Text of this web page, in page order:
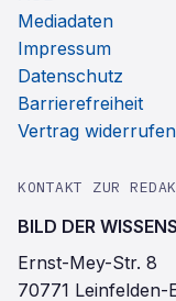
Mediadaten
Impressum
Datenschutz
Barrierefreiheit
Vertrag widerrufen
KONTAKT ZUR
BILD DER
Ernst-Mey-Str. 8
70771 Leinfelden-